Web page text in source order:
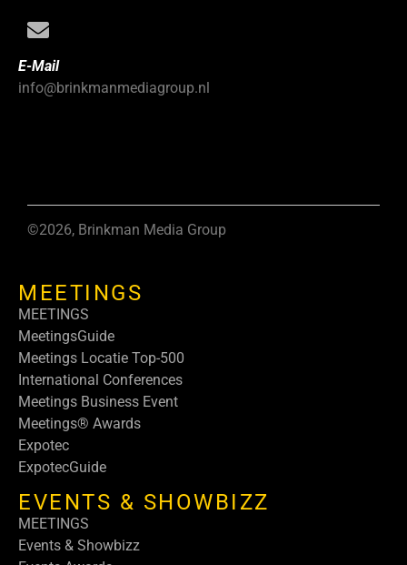
E-Mail
info@brinkmanmediagroup.nl
©2026, Brinkman Media Group
MEETINGS
MEETINGS
MeetingsGuide
Meetings Locatie Top-500
International Conferences
Meetings Business Event
Meetings® Awards
Expotec
ExpotecGuide
EVENTS & SHOWBIZZ
MEETINGS
Events & Showbizz